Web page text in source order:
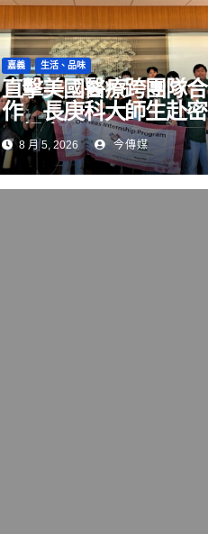
嘉義 生活、品味
直擊美國醫療跨團隊合
作 長庚科大師生赴密
西根實習
8 月 5, 2026 今傳媒